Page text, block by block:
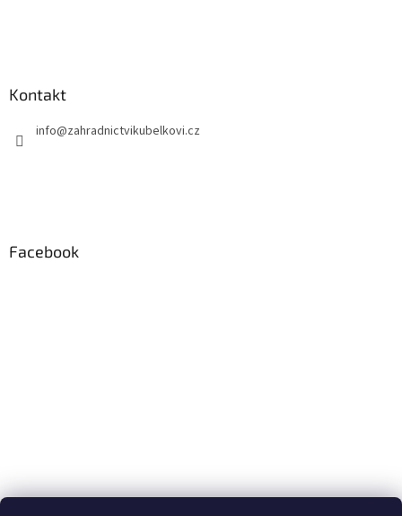
Kontakt
info@zahradnictvikubelkovi.cz
Facebook